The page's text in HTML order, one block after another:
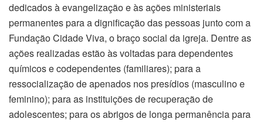
dedicados à evangelização e às ações ministeriais
permanentes para a dignificação das pessoas junto com a
Fundação Cidade Viva, o braço social da igreja. Dentre as
ações realizadas estão às voltadas para dependentes
químicos e codependentes (familiares); para a
ressocialização de apenados nos presídios (masculino e
feminino); para as instituições de recuperação de
adolescentes; para os abrigos de longa permanência para